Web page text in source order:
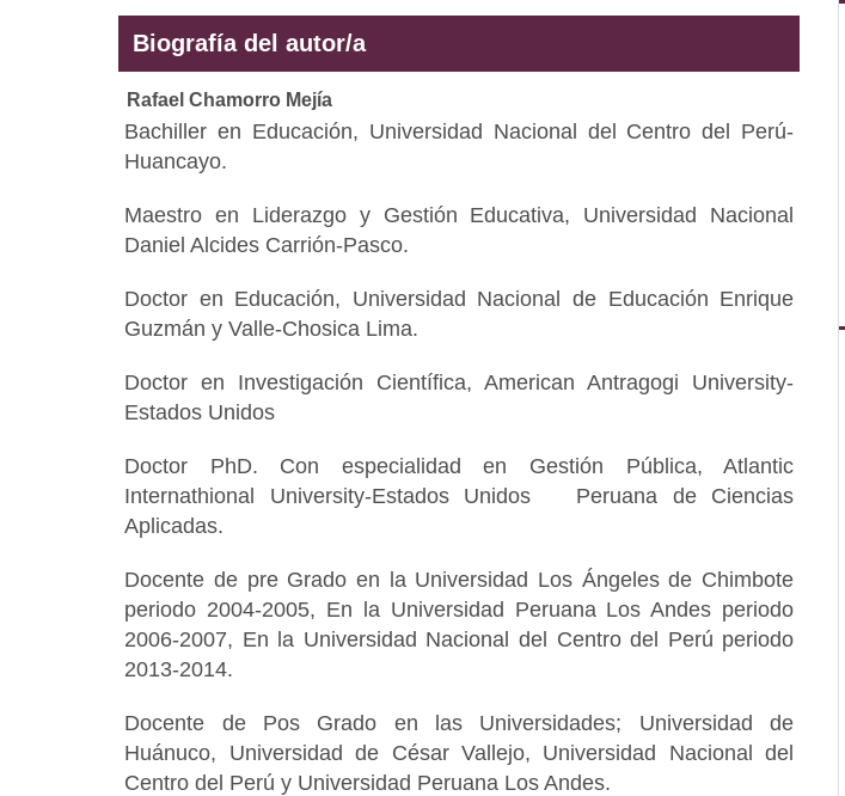
Biografía del autor/a
Rafael Chamorro Mejía
Bachiller en Educación, Universidad Nacional del Centro del Perú-
Huancayo.
Maestro en Liderazgo y Gestión Educativa, Universidad Nacional
Daniel Alcides Carrión-Pasco.
Doctor en Educación, Universidad Nacional de Educación Enrique
Guzmán y Valle-Chosica Lima.
Doctor en Investigación Científica, American Antragogi University-
Estados Unidos
Doctor PhD. Con especialidad en Gestión Pública, Atlantic
Internathional University-Estados Unidos Peruana de Ciencias
Aplicadas.
Docente de pre Grado en la Universidad Los Ángeles de Chimbote
periodo 2004-2005, En la Universidad Peruana Los Andes periodo
2006-2007, En la Universidad Nacional del Centro del Perú periodo
2013-2014.
Docente de Pos Grado en las Universidades; Universidad de
Huánuco, Universidad de César Vallejo, Universidad Nacional del
Centro del Perú y Universidad Peruana Los Andes.